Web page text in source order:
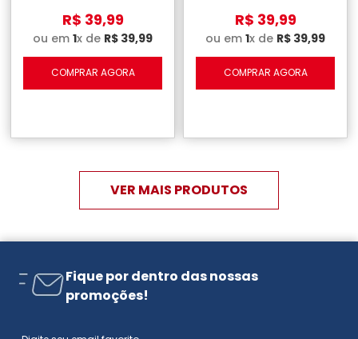
R$ 39,99
ou em 1x de R$ 39,99
COMPRAR AGORA
R$ 39,99
ou em 1x de R$ 39,99
COMPRAR AGORA
Fique por dentro das nossas
promoções!